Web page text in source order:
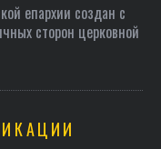
епархии создан c
сторон церковной